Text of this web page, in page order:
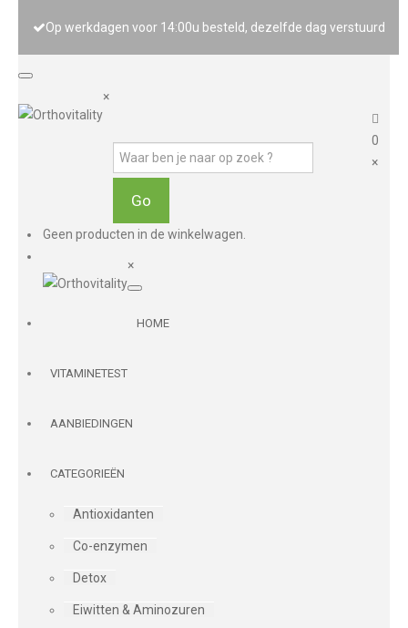
Op werkdagen voor 14:00u besteld, dezelfde dag verstuurd
×
0
×
Geen producten in de winkelwagen.
×
HOME
VITAMINETEST
AANBIEDINGEN
CATEGORIEËN
Antioxidanten
Co-enzymen
Detox
Eiwitten & Aminozuren